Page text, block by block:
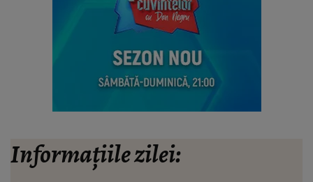
Informațiile zilei: